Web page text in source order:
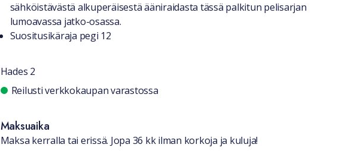
sähköistävästä alkuperäisestä ääniraidasta tässä palkitun pelisarjan
lumoavassa jatko-osassa.
Suositusikäraja pegi 12
Hades 2
Saatavuustiedot
Reilusti verkkokaupan varastossa
Maksuaika
Maksa kerralla tai erissä. Jopa 36 kk ilman korkoja ja kuluja!